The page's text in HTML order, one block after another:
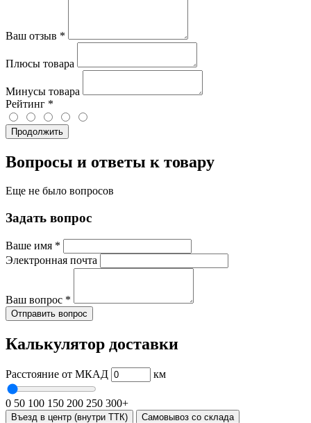
Ваш отзыв *
Плюсы товара
Минусы товара
Рейтинг *
Продолжить
Вопросы и ответы к товару
Еще не было вопросов
Задать вопрос
Ваше имя *
Электронная почта
Ваш вопрос *
Отправить вопрос
Калькулятор доставки
Расстояние от МКАД км
0 50 100 150 200 250 300+
Въезд в центр (внутри ТТК) Самовывоз со склада